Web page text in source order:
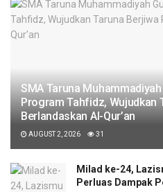
SMA Taruna
Program Tahfidz, Wujudkan
Berlandaskan Al-Qur’an
AUGUST 2, 2026 31
Milad ke-24,
Perluas Dampak